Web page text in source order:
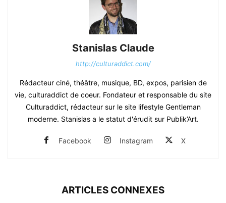
Stanislas Claude
http://culturaddict.com/
Rédacteur ciné, théâtre, musique, BD, expos, parisien de
vie, culturaddict de coeur. Fondateur et responsable du site
Culturaddict, rédacteur sur le site lifestyle Gentleman
moderne. Stanislas a le statut d'érudit sur Publik’Art.
Facebook Instagram X
ARTICLES CONNEXES